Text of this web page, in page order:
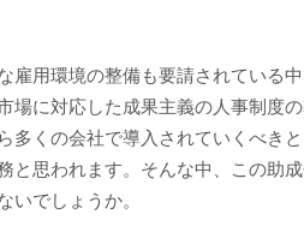
雇用環境の整備も要請されている
場に対応した成果主義の人事制度
多くの会社で導入されていくべき
思われます。そんな中、この助成
いでしょうか。